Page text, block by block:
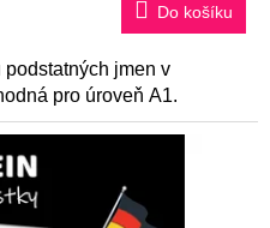
Do košíku
jmen v
pro úroveň A1.